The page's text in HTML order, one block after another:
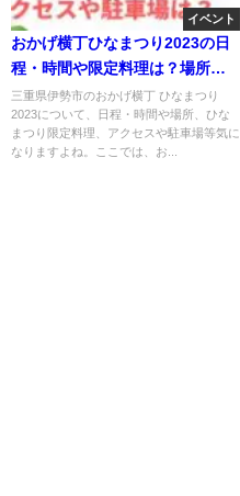
イベント
おかげ横丁ひなまつり2023の日
程・時間や限定料理は？場所や
アクセスや駐車場は？
三重県伊勢市のおかげ横丁 ひなまつり
2023について、日程・時間や場所、ひな
まつり限定料理、アクセスや駐車場等気に
なりますよね。ここでは、お...